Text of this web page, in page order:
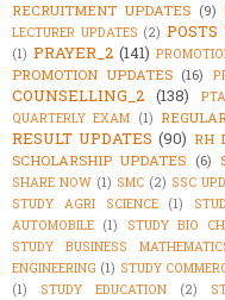
RECRUITMENT UPDATES (9)
LECTURER UPDATES (2)
(1) PRAYER_2 (141)
PROMOTION UPDATES (16)
COUNSELLING_2 (138)
QUARTERLY EXAM (1)
RESULT UPDATES (90) RH
SCHOLARSHIP UPDATES (6)
SHARE NOW (1) SMC (2) SSC
STUDY AGRI SCIENCE
(1)
AUTOMOBILE (1) STUDY BIO
STUDY BUSINESS
ENGINEERING (1) STUDY
(1)
STUDY EDUCATION (2)